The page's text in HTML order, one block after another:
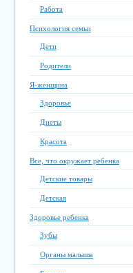
Работа
Психология семьи
Дети
Родители
Я-женщина
Здоровье
Диеты
Красота
Все, что окружает ребенка
Детские товары
Детская
Здоровье ребенка
Зубы
Органы малыша